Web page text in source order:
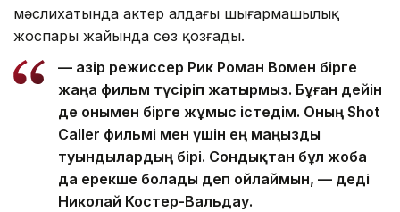
мәслихатында актер алдағы шығармашылық
жоспары жайында сөз қозғады.
— Қазір режиссер Рик Роман Вомен бірге
жаңа фильм түсіріп жатырмыз. Бұған дейін
де онымен бірге жұмыс істедім. Оның Shot
Caller фильмі мен үшін ең маңызды
туындылардың бірі. Сондықтан бұл жоба
да ерекше болады деп ойлаймын, — деді
Николай Костер-Вальдау.